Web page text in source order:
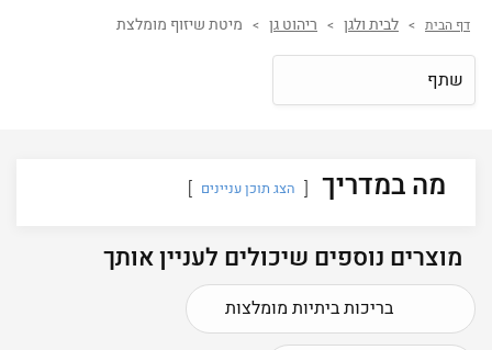
דף הבית > לבית ולגן > ריהוט גן > מיטת שיזוף מומלצת
שתף
מה במדריך הצג תוכן עניינים
מוצרים נוספים שיכולים לעניין אותך
בריכות ביתיות מומלצות